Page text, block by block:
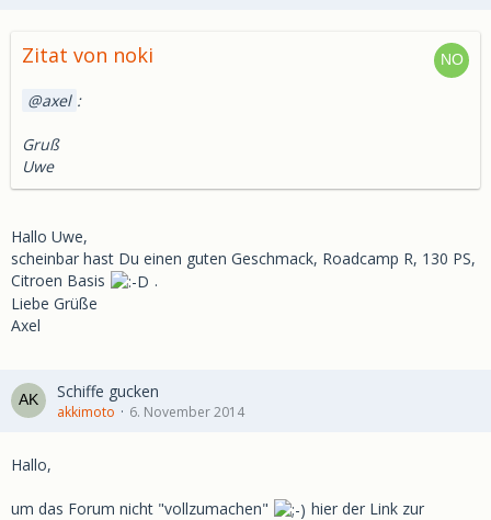
Zitat von noki
axel :
Gruß
Uwe
Hallo Uwe,
scheinbar hast Du einen guten Geschmack, Roadcamp R, 130 PS,
Citroen Basis
.
Liebe Grüße
Axel
Schiffe gucken
akkimoto 6. November 2014
Hallo,
um das Forum nicht "vollzumachen"
hier der Link zur